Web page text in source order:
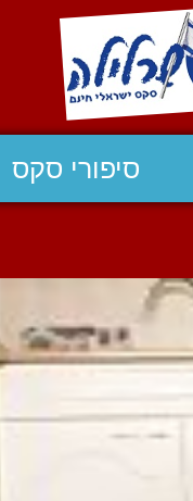
סיפורי סקס